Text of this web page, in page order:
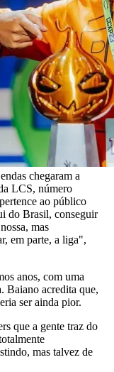
chegaram a
LCS, número
ao público
do Brasil, conseguir
mas
em parte, a liga",
anos, com uma
Baiano acredita que,
ser ainda pior.
que a gente traz do
mas talvez de